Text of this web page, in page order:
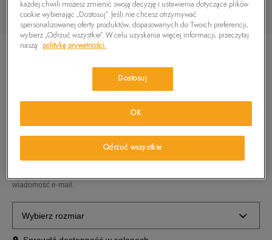
TIMBERLAND BROOKLYN HIKER
239,99
PRODUKT NIEDOSTĘPNY
wiadomość e-mail.
Wybierz rozmiar
każdej chwili możesz zmienić swoją decyzję i ustawienia dotyczące plików
cookie wybierając „Dostosuj”. Jeśli nie chcesz otrzymywać
spersonalizowanej oferty produktów, dopasowanych do Twoich preferencji,
wybierz „Odrzuć wszystkie”. W celu uzyskania więcej informacji, przeczytaj
naszą
politykę prywatności.
Dostosuj
Odrzuć wszystkie
OK